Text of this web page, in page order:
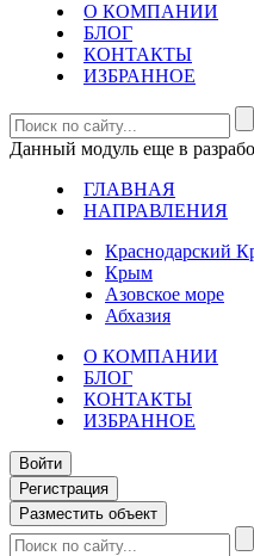
О КОМПАНИИ
БЛОГ
КОНТАКТЫ
ИЗБРАННОЕ
Данный модуль еще в
ГЛАВНАЯ
НАПРАВЛЕНИЯ
Краснодарский
Крым
Азовское море
Абхазия
О КОМПАНИИ
БЛОГ
КОНТАКТЫ
ИЗБРАННОЕ
Войти
Регистрация
Разместить объект